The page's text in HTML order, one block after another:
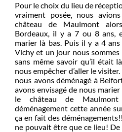
Pour le choix du lieu de
vraiment posée, nous
château de Maulmont
Bordeaux, il y a 7 ou 8 ans,
marier là bas. Puis il y a 4
Vichy et un jour nous sommes
sans même savoir qu’il était
nous empêcher d’aller le
nous avons déménagé à
avons envisagé de nous
le château de
déménagement cette année
ça en fait des
ne pouvait être que ce lieu!